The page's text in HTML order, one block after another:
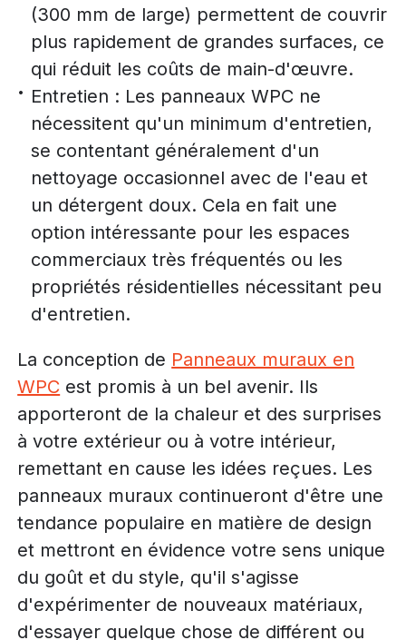
(300 mm de large) permettent de couvrir
plus rapidement de grandes surfaces, ce
qui réduit les coûts de main-d'œuvre.
Entretien : Les panneaux WPC ne
nécessitent qu'un minimum d'entretien,
se contentant généralement d'un
nettoyage occasionnel avec de l'eau et
un détergent doux. Cela en fait une
option intéressante pour les espaces
commerciaux très fréquentés ou les
propriétés résidentielles nécessitant peu
d'entretien.
La conception de Panneaux muraux en
WPC est promis à un bel avenir. Ils
apporteront de la chaleur et des surprises
à votre extérieur ou à votre intérieur,
remettant en cause les idées reçues. Les
panneaux muraux continueront d'être une
tendance populaire en matière de design
et mettront en évidence votre sens unique
du goût et du style, qu'il s'agisse
d'expérimenter de nouveaux matériaux,
d'essayer quelque chose de différent ou